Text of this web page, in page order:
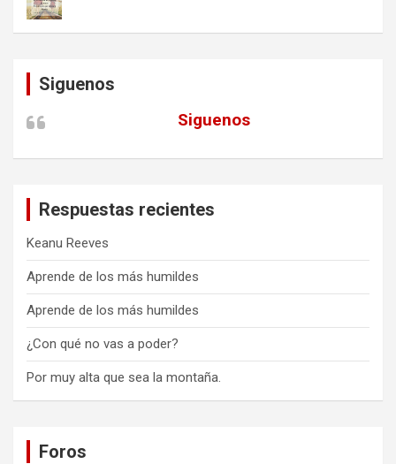
Siguenos
Siguenos
Respuestas recientes
Keanu Reeves
Aprende de los más humildes
Aprende de los más humildes
¿Con qué no vas a poder?
Por muy alta que sea la montaña.
Foros